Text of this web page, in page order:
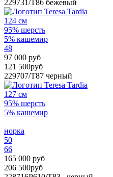
229731/T86 бежевый
124 см
95% шерсть
5% кашемир
48
97 000 руб
121 500руб
229707/T87 черный
127 см
95% шерсть
5% кашемир
норка
50
66
165 000 руб
206 500руб